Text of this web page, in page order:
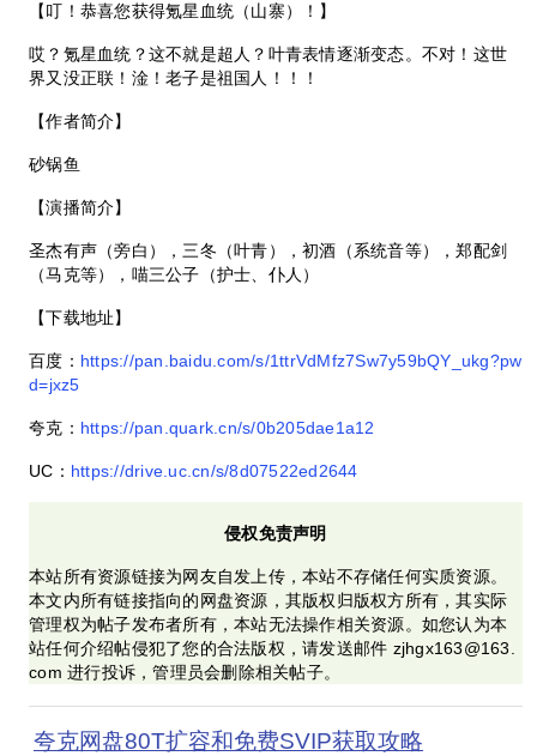
【叮！恭喜您获得氪星血统（山寨）！】
哎？氪星血统？这不就是超人？叶青表情逐渐变态。不对！这世
界又没正联！淦！老子是祖国人！！！
【作者简介】
砂锅鱼
【演播简介】
圣杰有声（旁白），三冬（叶青），初酒（系统音等），郑配剑
（马克等），喵三公子（护士、仆人）
【下载地址】
百度： https://pan.baidu.com/s/1ttrVdMfz7Sw7y59bQY_ukg?pw
d=jxz5
夸克： https://pan.quark.cn/s/0b205dae1a12
UC： https://drive.uc.cn/s/8d07522ed2644
侵权免责声明
本站所有资源链接为网友自发上传，本站不存储任何实质资源。
本文内所有链接指向的网盘资源，其版权归版权方所有，其实际
管理权为帖子发布者所有，本站无法操作相关资源。如您认为本
站任何介绍帖侵犯了您的合法版权，请发送邮件 zjhgx163@163.
com 进行投诉，管理员会删除相关帖子。
夸克网盘80T扩容和免费SVIP获取攻略